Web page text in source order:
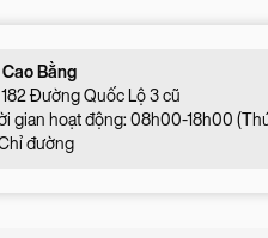
Bằng
Đường Quốc Lộ 3 cũ
gian hoạt động: 08h00-18h00
đường